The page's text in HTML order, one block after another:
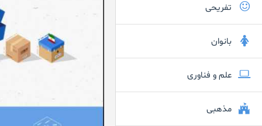
تفریحی
بانوان
علم و فناوری
مذهبی